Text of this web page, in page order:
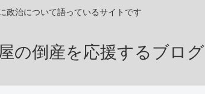
政治について語っているサイトです
の倒産を応援するブログ